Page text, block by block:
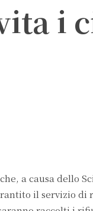
i
a causa dello
il servizio